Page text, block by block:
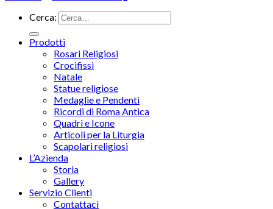
Cerca:
Prodotti
Rosari Religiosi
Crocifissi
Natale
Statue religiose
Medaglie e Pendenti
Ricordi di Roma Antica
Quadri e Icone
Articoli per la Liturgia
Scapolari religiosi
L’Azienda
Storia
Gallery
Servizio Clienti
Contattaci